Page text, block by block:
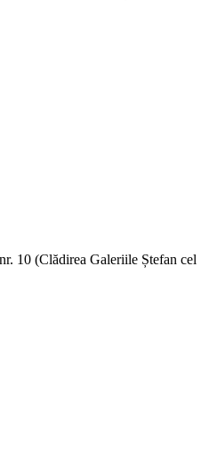
10 (Clădirea Galeriile Ștefan cel